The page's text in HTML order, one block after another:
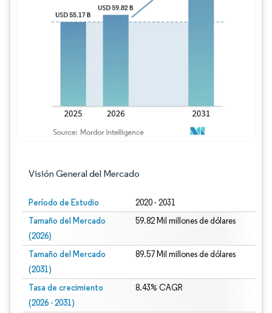
Visión General del Mercado
Período de Estudio 2020 - 2031
Tamaño del Mercado
(2026)
59.82 Mil millones de dólares
Tamaño del Mercado
(2031)
89.57 Mil millones de dólares
Tasa de crecimiento
(2026 - 2031)
8.43% CAGR